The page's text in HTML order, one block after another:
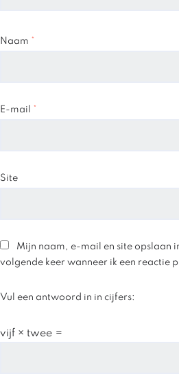
Naam *
E-mail *
Site
Mijn naam, e-mail en site opslaan
volgende keer wanneer ik een reactie
Vul een antwoord in in cijfers:
vijf × twee =